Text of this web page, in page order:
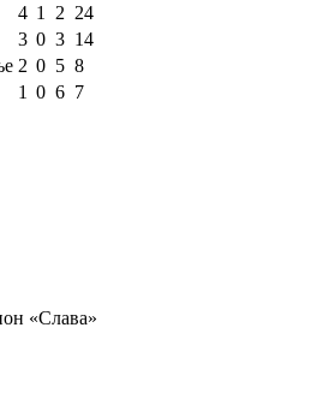
4 1 2 24
3 0 3 14
2 0 5 8
1 0 6 7
«Слава»